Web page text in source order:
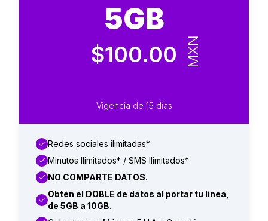
5GB
$100.00 MXN
Vigencia de 15 días
Redes sociales ilimitadas*
Minutos Ilimitados* / SMS Ilimitados*
NO COMPARTE DATOS.
Obtén el DOBLE de datos al portar tu línea,
de 5GB a 10GB.